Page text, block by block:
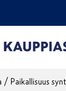
/ Paikallisuus